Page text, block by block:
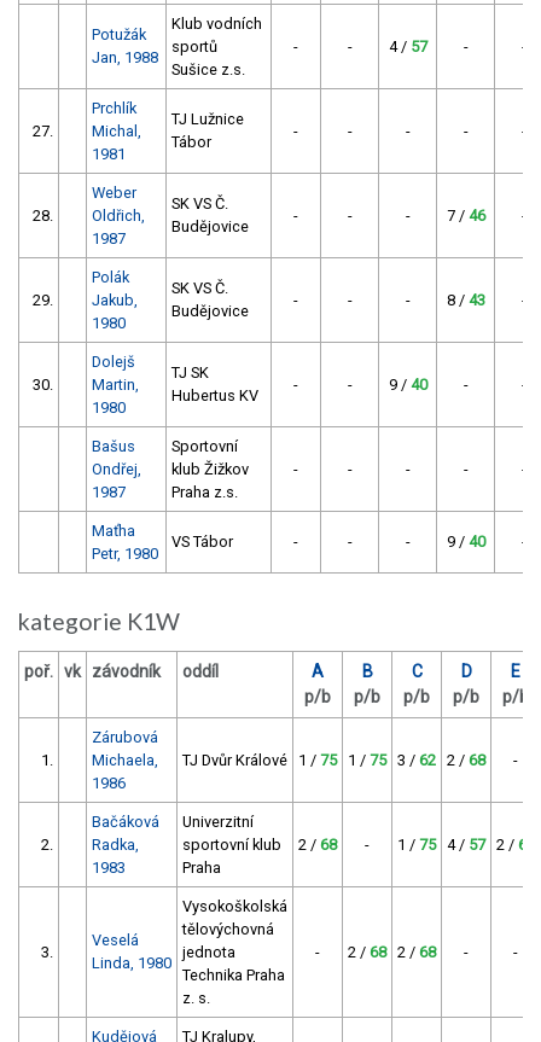
Potužák
Jan, 1988
Klub vodních
sportů
Sušice z.s.
- - 4 / 57 - -
27.
Prchlík
Michal,
1981
TJ Lužnice
Tábor
- - - - -
28.
Weber
Oldřich,
1987
SK VS Č.
Budějovice
- - - 7 / 46 -
29.
Polák
Jakub,
1980
SK VS Č.
Budějovice
- - - 8 / 43 -
30.
Dolejš
Martin,
1980
TJ SK
Hubertus KV
- - 9 / 40 - -
Bašus
Ondřej,
1987
Sportovní
klub Žižkov
Praha z.s.
- - - - -
Maťha
Petr, 1980
VS Tábor - - - 9 / 40 -
kategorie K1W
poř. vk závodník oddíl
A
p/b
B
p/b
C
p/b
D
p/b
E
p/b
1.
Zárubová
Michaela,
1986
TJ Dvůr Králové 1 / 75 1 / 75 3 / 62 2 / 68 -
2.
Bačáková
Radka,
1983
Univerzitní
sportovní klub
Praha
2 / 68 - 1 / 75 4 / 57 2 / 68
3.
Veselá
Linda, 1980
Vysokoškolská
tělovýchovná
jednota
Technika Praha
z. s.
- 2 / 68 2 / 68 - -
Kudějová
TJ Kralupy,